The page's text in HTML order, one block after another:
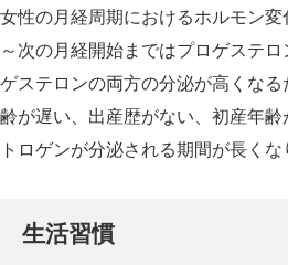
女性の月経周期におけるホルモン
～次の月経開始まではプロゲステ
ゲステロンの両方の分泌が高くな
齢が遅い、出産歴がない、初産年
トロゲンが分泌される期間が長く
生活習慣